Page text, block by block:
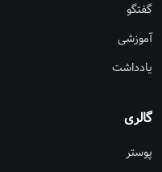
گفتگو
آموزشی
یادداشت
گالری
پوستر